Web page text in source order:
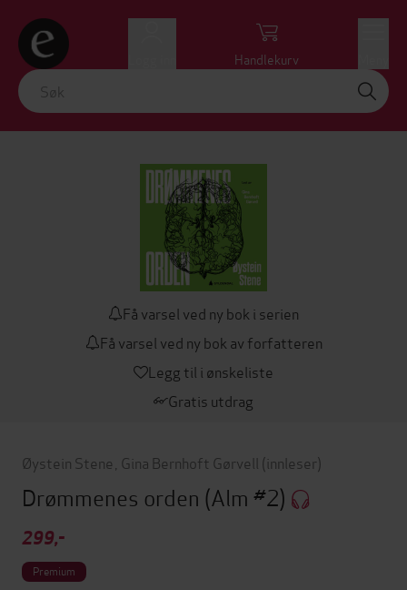
Handlekurv
Få varsel ved ny bok i serien
Få varsel ved ny bok av forfatteren
Legg til i ønskeliste
Gratis utdrag
Øystein Stene Gina Bernhoft Gørvell (innleser)
Drømmenes orden (Alm #2)
299,-
Premium